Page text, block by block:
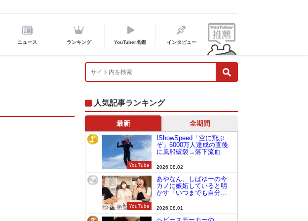
ニュース ランキング YouTuber名鑑 インタビュー
人気記事ランキング
最新 全期間
1
YouTube
IShowSpeed「空に飛ぶ
ぞ」6000万人達成の直後
に風船破裂→落下流血
2026.08.02
2
YouTube
あやなん、しばゆーの今
カノに嫉妬していると明
かす「いつまでも自分の
2026.08.01